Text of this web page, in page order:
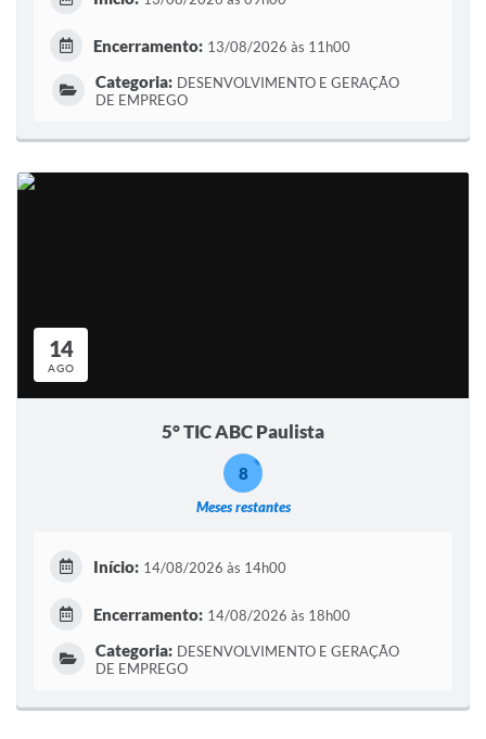
Encerramento: 13/08/2026 às 11h00
Categoria: DESENVOLVIMENTO E GERAÇÃO
DE EMPREGO
14
AGO
5° TIC ABC Paulista
Meses restantes
8
Início: 14/08/2026 às 14h00
Encerramento: 14/08/2026 às 18h00
Categoria: DESENVOLVIMENTO E GERAÇÃO
DE EMPREGO